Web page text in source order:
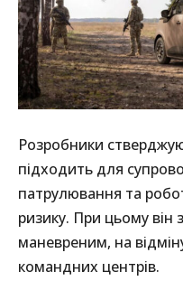
Розробники
підходить для
патрулювання та
ризику. При цьому він
маневреним, на
командних центрів.